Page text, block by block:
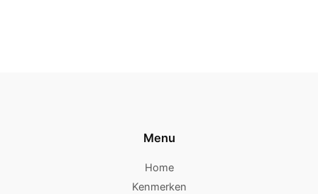
Menu
Home
Kenmerken